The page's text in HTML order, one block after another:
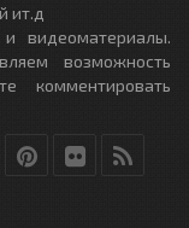
ит.д
видеоматериалы.
возможность